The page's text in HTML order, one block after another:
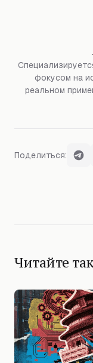
фокусом на
реальном
Поделиться:
Читайте